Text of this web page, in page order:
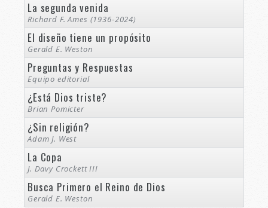
La segunda venida
Richard F. Ames (1936-2024)
El diseño tiene un propósito
Gerald E. Weston
Preguntas y Respuestas
Equipo editorial
¿Está Dios triste?
Brian Pomicter
¿Sin religión?
Adam J. West
La Copa
J. Davy Crockett III
Busca Primero el Reino de Dios
Gerald E. Weston